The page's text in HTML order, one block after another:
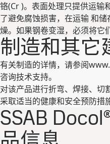
铬(Cr )。表⾯处理只提供运输
了避免腐蚀损害，在运输 和
燥。如果钢卷变湿，必须将它
制造和其它
有关制造的详情，请参阅
咨询技术⽀持。
对该产品进⾏折弯、焊接、切
采取适当的健康和安全预防措
SSAB